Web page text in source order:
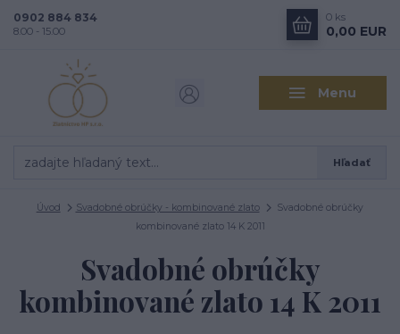
Menu
Hľadať
0902 884 834
8.00 - 15.00
0 ks
0,00 EUR
Úvod Svadobné obrúčky - kombinované zlato
Svadobné obrúčky
kombinované zlato 14 K 2011
Svadobné obrúčky
kombinované zlato 14 K 2011